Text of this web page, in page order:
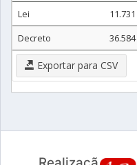
Lei
11.731
Decreto
36.584
Exportar para CSV